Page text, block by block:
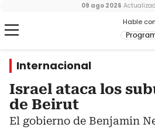
Hable
09 ago 2026
Internacional
Israel ataca los
de Beirut
El gobierno de Benjamin